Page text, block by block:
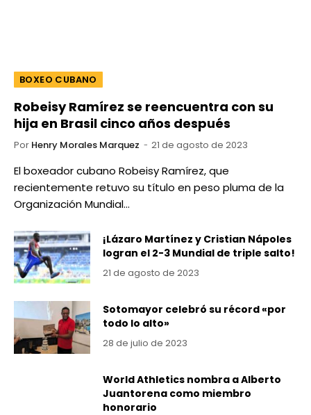
BOXEO CUBANO
Robeisy Ramírez se reencuentra con su
hija en Brasil cinco años después
Por Henry Morales Marquez 21 de agosto de 2023
El boxeador cubano Robeisy Ramírez, que
recientemente retuvo su título en peso pluma de la
Organización Mundial…
¡Lázaro Martínez y Cristian Nápoles
logran el 2-3 Mundial de triple salto!
21 de agosto de 2023
Sotomayor celebró su récord «por
todo lo alto»
28 de julio de 2023
World Athletics nombra a Alberto
Juantorena como miembro
honorario